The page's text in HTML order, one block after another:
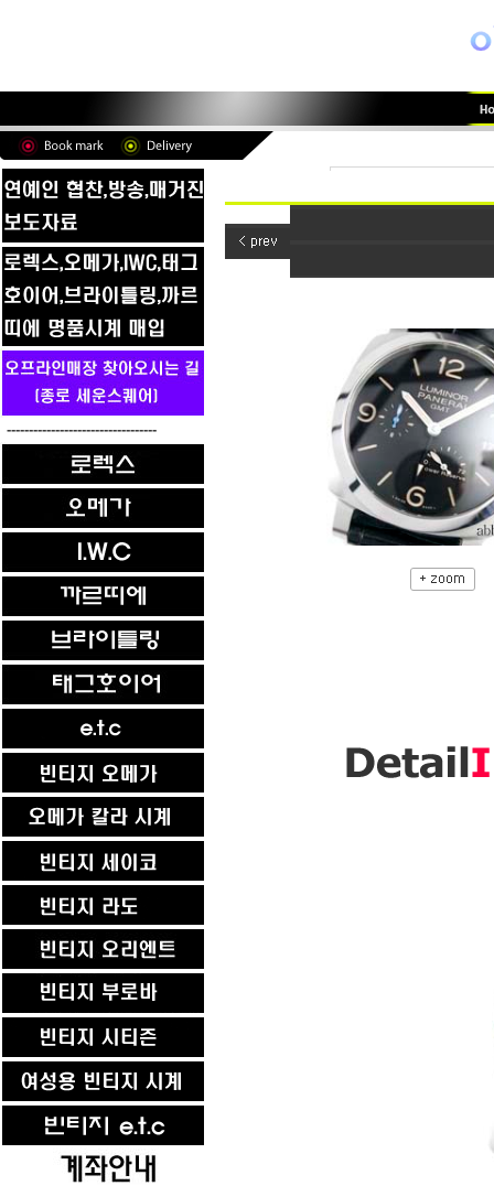
----------------------------------